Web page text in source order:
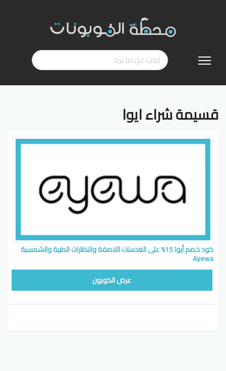
إلى
قسيمة شراء ايوا
كود خصم أيوا 15% على العدسات اللاصقة والنظارات الطبية والشمسية
Ayewa
عرض الكوبون